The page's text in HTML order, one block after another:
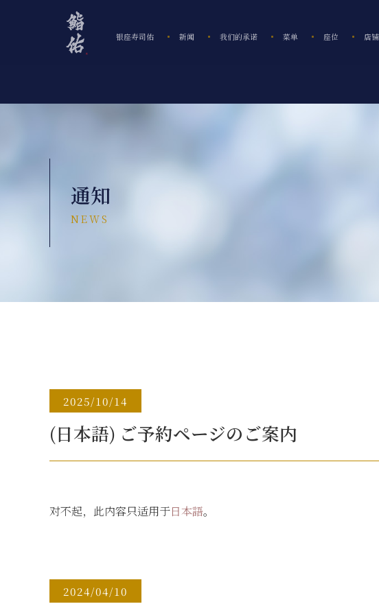
银座寿司佑 新闻 我们的承诺 菜单 座位 店
通知
NEWS
2025/10/14
(日本語) ご予約ページのご案内
对不起，此内容只适用于日本語。
2024/04/10